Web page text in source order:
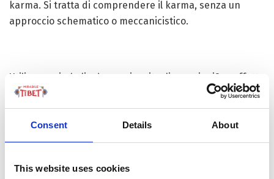
Consent Details About
This website uses cookies
karma. Si tratta di comprendere il karma, senza un
approccio schematico o meccanicistico.
Utilizzare simboli ed eseguire rituali non significa affatto
rifugiarsi in un orizzonte irrazionale, di primitiva
superstizione. All’opposto, quello che viene proposto è
un atteggiamento di tipo energetico che ricade sulle
forze e sulle condizioni presenti, nel quale, tuttavia, la
loro semplicità, si ha occasione di mobilitare forze,